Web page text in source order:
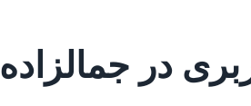
در جمالزاده